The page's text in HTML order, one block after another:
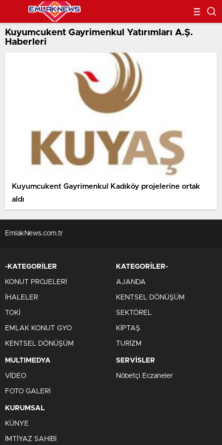
Kuyumcukent Gayrimenkul Yatırımları A.Ş.
Haberleri
Kuyumcukent Gayrimenkul Kadıköy projelerine ortak
aldı
EmlakNews.com.tr
-KATEGORİLER
KONUT PROJELERİ
İHALELER
TOKİ
EMLAK KONUT GYO
KENTSEL DÖNÜŞÜM
KATEGORİLER-
AJANDA
KENTSEL DÖNÜŞÜM
SEKTÖREL
KİPTAŞ
TURİZM
MULTIMEDYA
VİDEO
FOTO GALERİ
SERVİSLER
Nöbetçi Eczaneler
KURUMSAL
KÜNYE
İMTİYAZ SAHİBİ